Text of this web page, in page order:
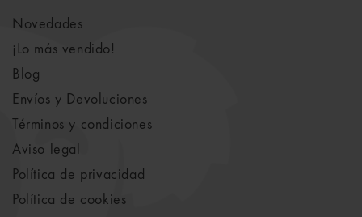
Novedades
¡Lo más vendido!
Blog
Envíos y Devoluciones
Términos y condiciones
Aviso legal
Política de privacidad
Política de cookies